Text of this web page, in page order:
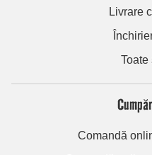
Livrare
Comandă